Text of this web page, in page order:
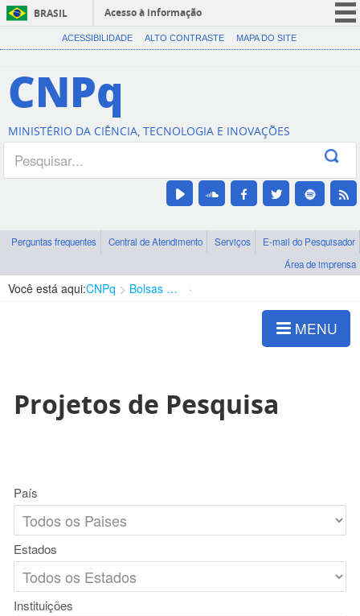
BRASIL
Acesso à informação
CORONAVÍRUS (COVID-19)
Canais
ACESSIBILIDADE ALTO CONTRASTE MAPA DO SITE
CNPq
MINISTÉRIO DA CIÊNCIA, TECNOLOGIA E INOVAÇÕES
Perguntas frequentes Central de Atendimento Serviços
E-mail do Pesquisador
Área de imprensa
Você está aqui:CNPq Bolsas e Auxílios Vigentes
MENU
Projetos de Pesquisa
País
Estados
Instituições